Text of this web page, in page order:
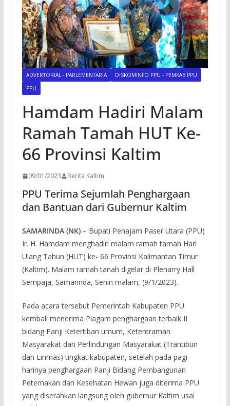
ADVERTORIAL - PARLEMENTARIA
DISKOMINFO PPU - PEMKAB PPU
PPU
Hamdam Hadiri Malam
Ramah Tamah HUT Ke-
66 Provinsi Kaltim
09/01/2023 Berita Kaltim
PPU Terima Sejumlah Penghargaan
dan Bantuan dari Gubernur Kaltim
SAMARINDA (NK)– Bupati Penajam Paser Utara (PPU)
Ir. H. Hamdam menghadiri malam ramah tamah Hari
Ulang Tahun (HUT) ke- 66 Provinsi Kalimantan Timur
(Kaltim). Malam ramah tanah digelar di Plenarry Hall
Sempaja, Samarinda, Senin malam, (9/1/2023).
Pada acara tersebut Pemerintah Kabupaten PPU
kembali menerima Piagam penghargaan terbaik II
bidang Panji Ketertiban umum, Ketentraman
Masyarakat dan Perlindungan Masyarakat (Trantibun
dan Linmas) tingkat kabupaten, setelah pada pagi
harinya penghargaan Panji Bidang Pembangunan
Peternakan dan Kesehatan Hewan juga diterima PPU
yang diserahkan langsung oleh gubernur Kaltim usai